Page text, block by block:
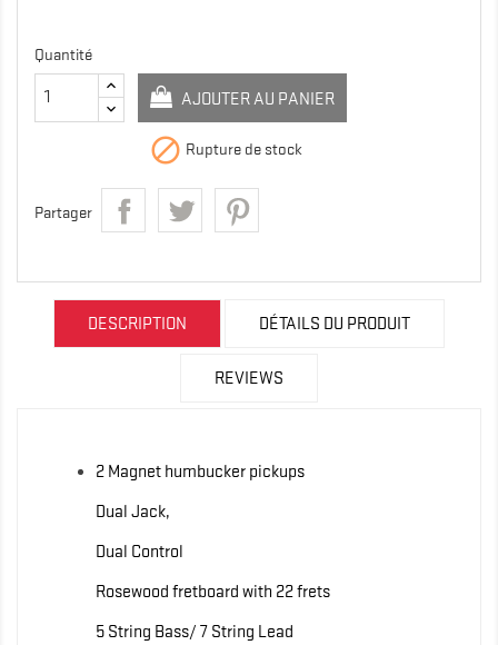
Quantité
AJOUTER AU PANIER
 Rupture de stock
Partager
DESCRIPTION DÉTAILS DU PRODUIT
REVIEWS
2 Magnet humbucker pickups
Dual Jack,
Dual Control
Rosewood fretboard with 22 frets
5 String Bass/ 7 String Lead